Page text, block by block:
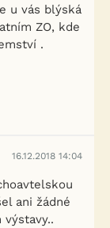
u vás blýská
ZO, kde
.
16.12.2018 14:04
ani žádné